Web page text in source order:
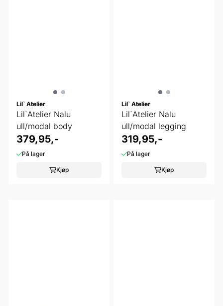
Lil` Atelier
Lil`Atelier Nalu
ull/modal body
379,95,-
På lager
Kjøp
Lil` Atelier
Lil`Atelier Nalu
ull/modal legging
319,95,-
På lager
Kjøp